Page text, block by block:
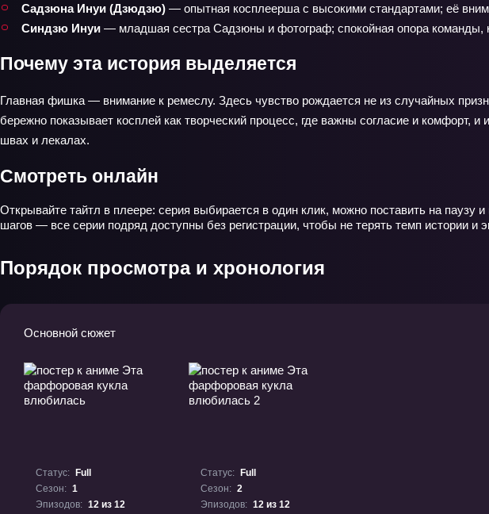
Садзюна Инуи (Дзюдзю) — опытная косплеерша с высокими стандартами; её
Синдзю Инуи — младшая сестра Садзюны и фотограф; спокойная опора команды,
Почему эта история выделяется
Главная фишка — внимание к ремеслу. Здесь чувство рождается не из случайных
бережно показывает косплей как творческий процесс, где важны согласие и комфорт,
швах и лекалах.
Смотреть онлайн
Открывайте тайтл в плеере: серия выбирается в один клик, можно поставить на
шагов — все серии подряд доступны без регистрации, чтобы не терять темп истории
Порядок просмотра и хронология
Основной сюжет
Статус:
Full
Сезон: 1
Эпизодов: 12 из 12
Статус:
Full
Сезон: 2
Эпизодов: 12 из 12